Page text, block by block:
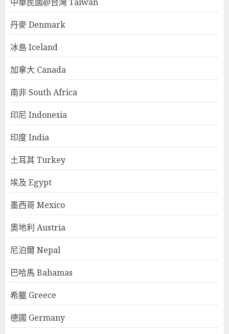
丹麥 Denmark
冰島 Iceland
加拿大 Canada
南非 South Africa
印尼 Indonesia
印度 India
土耳其 Turkey
埃及 Egypt
墨西哥 Mexico
奧地利 Austria
尼泊爾 Nepal
巴哈馬 Bahamas
希臘 Greece
德國 Germany